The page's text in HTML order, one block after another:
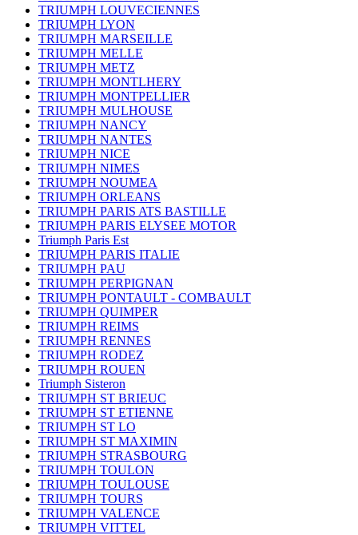
TRIUMPH LOUVECIENNES
TRIUMPH LYON
TRIUMPH MARSEILLE
TRIUMPH MELLE
TRIUMPH METZ
TRIUMPH MONTLHERY
TRIUMPH MONTPELLIER
TRIUMPH MULHOUSE
TRIUMPH NANCY
TRIUMPH NANTES
TRIUMPH NICE
TRIUMPH NIMES
TRIUMPH NOUMEA
TRIUMPH ORLEANS
TRIUMPH PARIS ATS BASTILLE
TRIUMPH PARIS ELYSEE MOTOR
Triumph Paris Est
TRIUMPH PARIS ITALIE
TRIUMPH PAU
TRIUMPH PERPIGNAN
TRIUMPH PONTAULT - COMBAULT
TRIUMPH QUIMPER
TRIUMPH REIMS
TRIUMPH RENNES
TRIUMPH RODEZ
TRIUMPH ROUEN
Triumph Sisteron
TRIUMPH ST BRIEUC
TRIUMPH ST ETIENNE
TRIUMPH ST LO
TRIUMPH ST MAXIMIN
TRIUMPH STRASBOURG
TRIUMPH TOULON
TRIUMPH TOULOUSE
TRIUMPH TOURS
TRIUMPH VALENCE
TRIUMPH VITTEL